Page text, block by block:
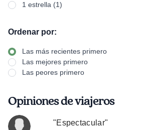
1 estrella (1)
Ordenar por:
Las más recientes primero
Las mejores primero
Las peores primero
Opiniones de viajeros
"Espectacular"